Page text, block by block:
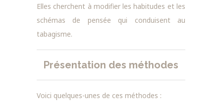
Elles cherchent à modifier les habitudes et les
schémas de pensée qui conduisent au
tabagisme.
Présentation des méthodes
Voici quelques-unes de ces méthodes :